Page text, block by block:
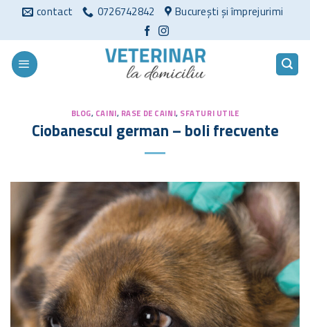
conținut
contact 0726742842 București și împrejurimi
BLOG, CAINI, RASE DE CAINI, SFATURI UTILE
Ciobanescul german – boli frecvente